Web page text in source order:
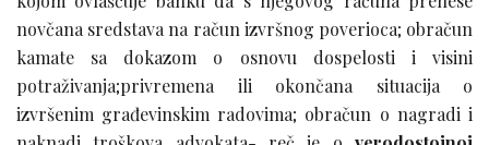
novčana sredstava na račun izvršnog poverioca; obračun
kamate sa dokazom o osnovu dospelosti i visini
potraživanja;privremena ili okončana situacija o
izvršenim građevinskim radovima; obračun o nagradi i